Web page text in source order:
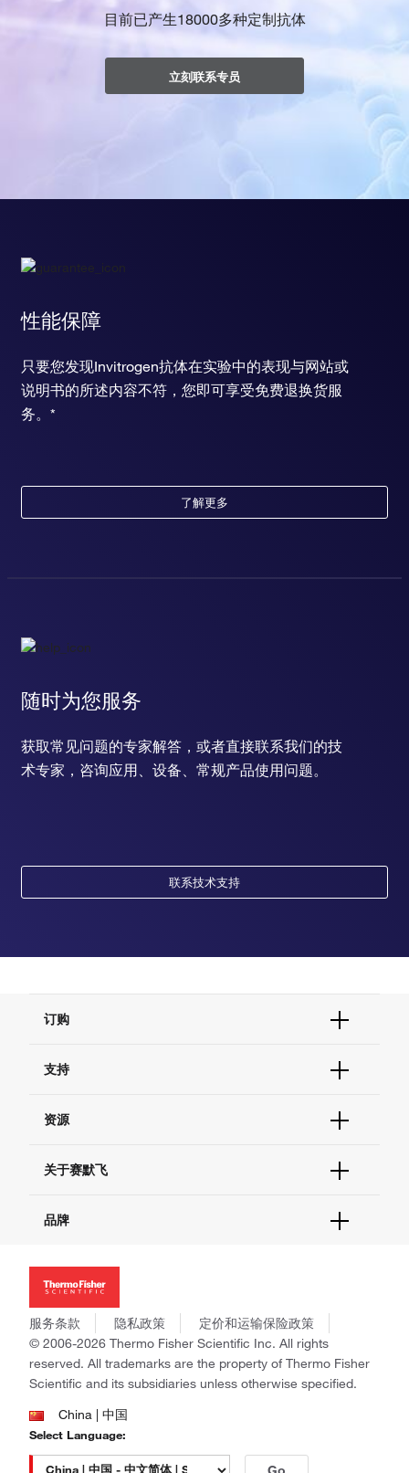
目前已产生18000多种定制抗体
立刻联系专员
性能保障
只要您发现Invitrogen抗体在实验中的表现与网站或
说明书的所述内容不符，您即可享受免费退换货服
务。*
了解更多
随时为您服务
获取常见问题的专家解答，或者直接联系我们的技
术专家，咨询应用、设备、常规产品使用问题。
联系技术支持
订购
订单支持
现货供应中心
支持
联系我们 - 400 820 8982
查找文件&证书
资源
促销
社交媒体
关于赛默飞
招聘
新闻
社会责任
商标
政策和通知
品牌
Applied Biosystems
Invitrogen
Gibco
Ion Torrent
Unity Lab Services
Patheon
PPD
服务条款 隐私政策
定价和运输保险政策
© 2006-2026 Thermo Fisher Scientific Inc. All rights
reserved. All trademarks are the property of Thermo Fisher
Scientific and its subsidiaries unless otherwise specified.
China | 中国
Select Language: